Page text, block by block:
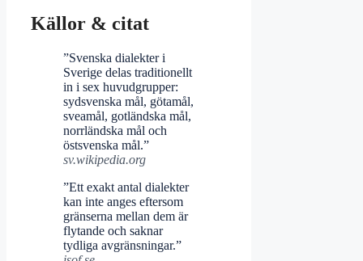
Källor & citat
”Svenska dialekter i
Sverige delas traditionellt
in i sex huvudgrupper:
sydsvenska mål, götamål,
sveamål, gotländska mål,
norrländska mål och
östsvenska mål.”
sv.wikipedia.org
”Ett exakt antal dialekter
kan inte anges eftersom
gränserna mellan dem är
flytande och saknar
tydliga avgränsningar.”